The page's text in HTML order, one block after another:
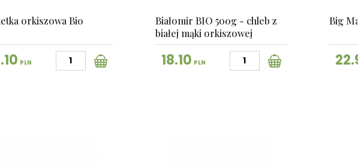
orkiszowa Bio
PLN
Białomir BIO 500g - chleb z
białej mąki orkiszowej
18.10 PLN
Big